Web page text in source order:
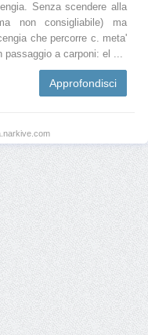
Senza scendere alla
non consigliabile) ma
che percorre c. meta'
a carponi: el ...
Approfondisci